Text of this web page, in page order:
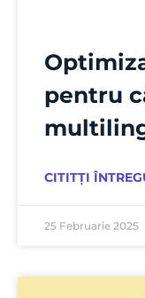
pentru
CITITȚI
25 Februarie 2025